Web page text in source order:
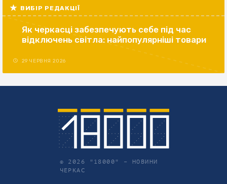
ВИБІР РЕДАКЦІЇ
Як черкасці забезпечують себе під час
відключень світла: найпопулярніші товари
29 ЧЕРВНЯ 2026
© 2026 "18000" – НОВИНИ
ЧЕРКАС